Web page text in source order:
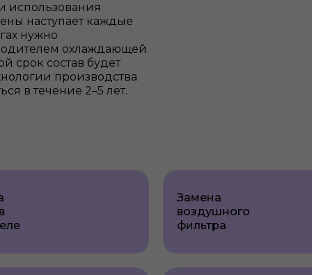
использования
наступает каждые
нужно
охлаждающей
срок состав будет
производства
в течение 2–5 лет.
Замена
воздушного
фильтра